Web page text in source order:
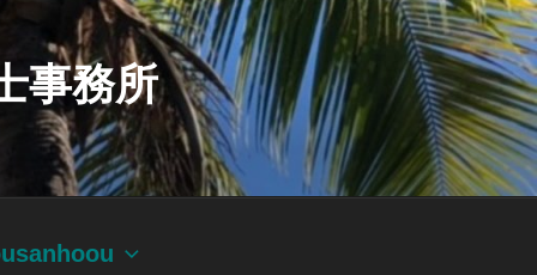
事務所